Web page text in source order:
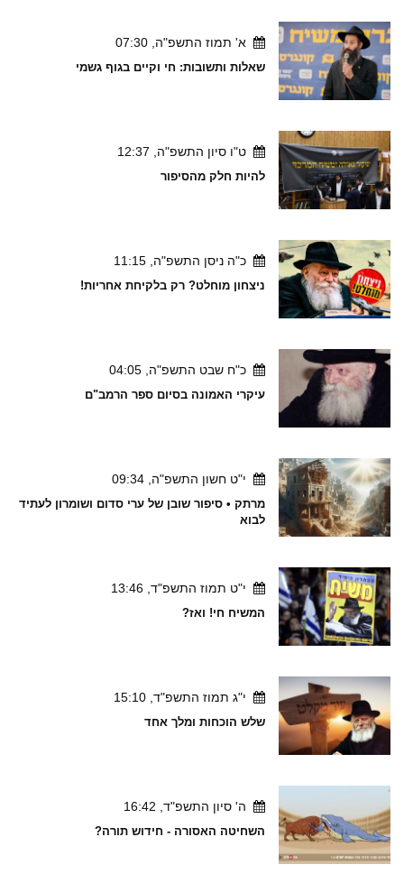
א' תמוז התשפ"ה, 07:30
שאלות ותשובות: חי וקיים בגוף גשמי
ט"ו סיון התשפ"ה, 12:37
להיות חלק מהסיפור
כ"ה ניסן התשפ"ה, 11:15
ניצחון מוחלט? רק בלקיחת אחריות!
כ"ח שבט התשפ"ה, 04:05
עיקרי האמונה בסיום ספר הרמב"ם
י"ט חשון התשפ"ה, 09:34
מרתק • סיפור שובן של ערי סדום ושומרון לעתיד
לבוא
י"ט תמוז התשפ"ד, 13:46
המשיח חי! ואז?
י"ג תמוז התשפ"ד, 15:10
שלש הוכחות ומלך אחד
ה' סיון התשפ"ד, 16:42
השחיטה האסורה - חידוש תורה?